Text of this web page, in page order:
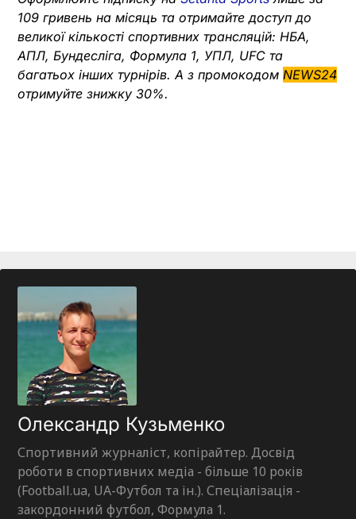
109 гривень на місяць та отримайте доступ до
великої кількості спортивних трансляцій: НБА,
АПЛ, Бундесліга, Формула 1, УПЛ, UFC та
багатьох інших турнірів. А з промокодом NEWS24
отримуйте знижку 30%.
Олександр Кузьменко
Спортивний журналіст, копірайтер. Досвід
роботи в спортивних медіа - більше 10 років
(Football.ua, UA-Футбол та ін.). Спеціалізація -
закордонний футбол, Формула 1.